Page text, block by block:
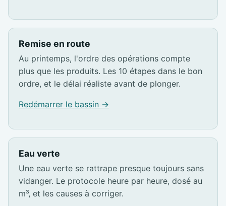
Remise en route
Au printemps, l'ordre des opérations compte
plus que les produits. Les 10 étapes dans le bon
ordre, et le délai réaliste avant de plonger.
Redémarrer le bassin →
Eau verte
Une eau verte se rattrape presque toujours sans
vidanger. Le protocole heure par heure, dosé au
m³, et les causes à corriger.